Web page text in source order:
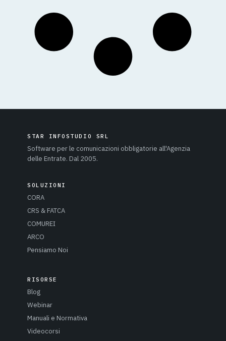
STAR INFOSTUDIO SRL
Software per le comunicazioni obbligatorie all'Agenzia
delle Entrate. Dal 2005.
SOLUZIONI
CORA
CRS & FATCA
COMUREI
ARCO
Pensiamo Noi
RISORSE
Blog
Webinar
Manuali e Normativa
Videocorsi